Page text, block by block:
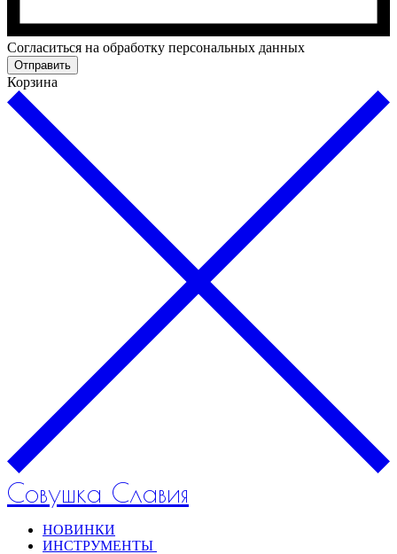
Cогласиться на обработку персональных данных
Отправить
Корзина
Совушка Славия
НОВИНКИ
ИНСТРУМЕНТЫ